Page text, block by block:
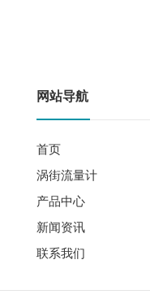
网站导航
首页
涡街流量计
产品中心
新闻资讯
联系我们